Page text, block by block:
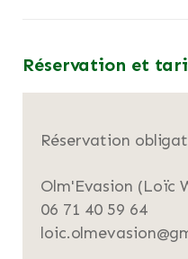
Réservation et
Réservation
Olm'Evasion (Loïc
06 71 40 59 64